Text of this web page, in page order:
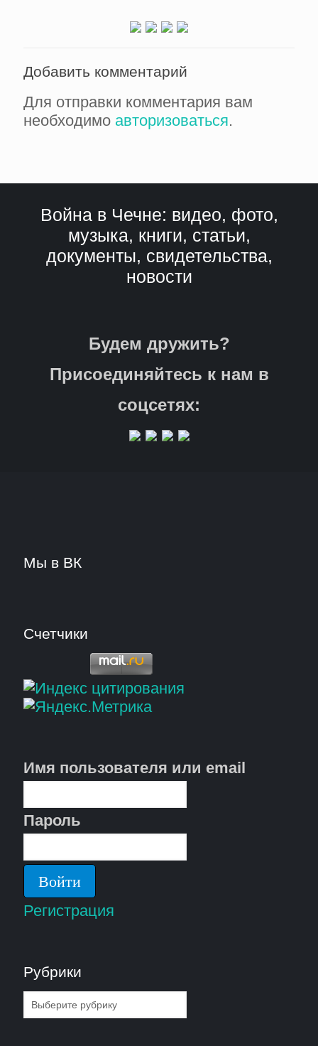
Добавить комментарий
Для отправки комментария вам
необходимо авторизоваться.
Война в Чечне: видео, фото,
музыка, книги, статьи,
документы, свидетельства,
новости
Будем дружить?
Присоединяйтесь к нам в
соцсетях:
Мы в ВК
Счетчики
Имя пользователя или email
Пароль
Регистрация
Рубрики
Рубрики